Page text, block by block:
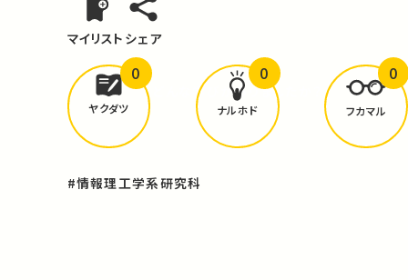
マイリスト シェア
どんな学びがありましたか？
ヤクダツ
0
ナルホド
0
フカマル
0
#情報理工学系研究科